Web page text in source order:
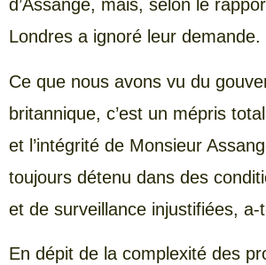
d’Assange, mais, selon le
Londres a ignoré leur demande.
Ce que nous avons vu du
britannique, c’est un mépris
et l’intégrité de Monsieur
toujours détenu dans des
et de surveillance injustifiées, a-
En dépit de la complexité des